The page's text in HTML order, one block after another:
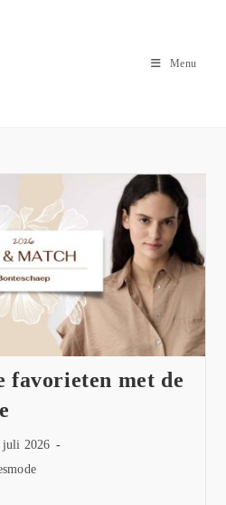
Menu
favorieten met de
juli 2026